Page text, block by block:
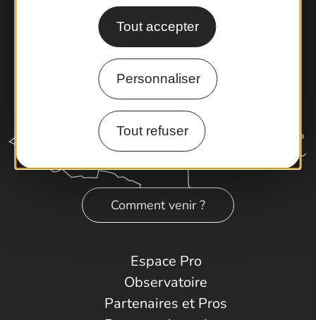
Tout accepter
Personnaliser
Tout refuser
Comment venir ?
Espace Pro
Observatoire
Partenaires et Pros